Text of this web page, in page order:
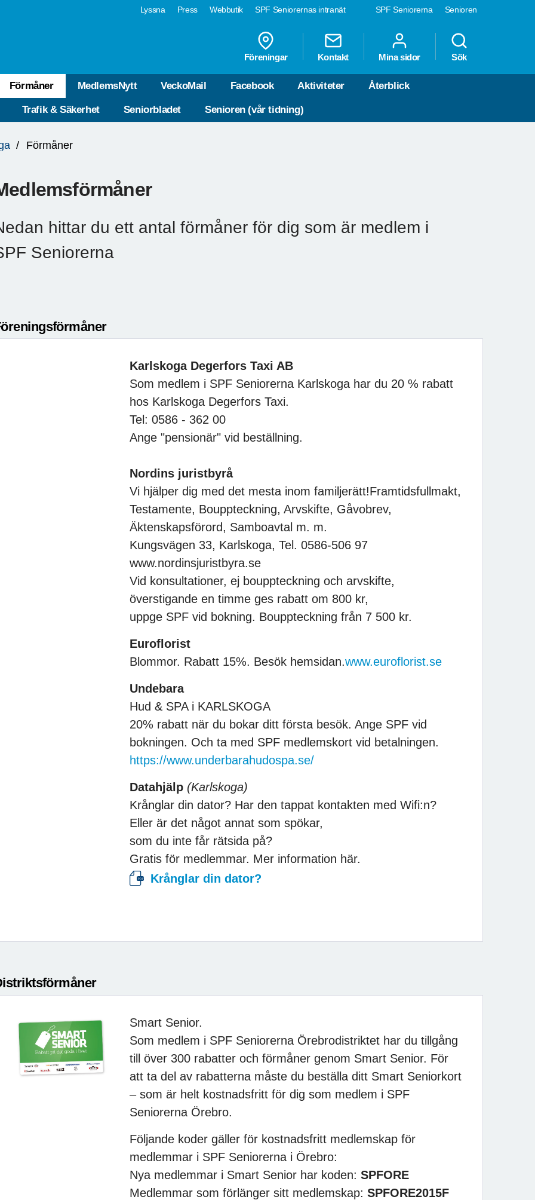
SPF Seniorerna Senioren
Lyssna Press Webbutik SPF Seniorernas intranät
Föreningar Kontakt Mina sidor Sök
Förmåner MedlemsNytt VeckoMail Facebook Aktiviteter Återblick
Trafik & Säkerhet Seniorbladet Senioren (vår tidning)
Förmåner
hittar du ett antal förmåner för dig som är medlem i
Seniorerna
Karlskoga Degerfors Taxi AB
Som medlem i SPF Seniorerna Karlskoga har du 20 % rabatt
hos Karlskoga Degerfors Taxi.
Tel: 0586 - 362 00
Ange "pensionär" vid beställning.
Nordins juristbyrå
Vi hjälper dig med det mesta inom familjerätt!Framtidsfullmakt,
Testamente, Bouppteckning, Arvskifte, Gåvobrev,
Äktenskapsförord, Samboavtal m. m.
Kungsvägen 33, Karlskoga, Tel. 0586-506 97
www.nordinsjuristbyra.se
Vid konsultationer, ej bouppteckning och arvskifte,
överstigande en timme ges rabatt om 800 kr,
uppge SPF vid bokning. Bouppteckning från 7 500 kr.
Euroflorist
Blommor. Rabatt 15%. Besök hemsidan.www.euroflorist.se
Undebara
Hud & SPA i KARLSKOGA
20% rabatt när du bokar ditt första besök. Ange SPF vid
bokningen. Och ta med SPF medlemskort vid betalningen.
https://www.underbarahudospa.se/
Datahjälp (Karlskoga)
Krånglar din dator? Har den tappat kontakten med Wifi:n?
Eller är det något annat som spökar,
som du inte får rätsida på?
Gratis för medlemmar. Mer information här.
Krånglar din dator?
Smart Senior.
Som medlem i SPF Seniorerna Örebrodistriktet har du tillgång
till över 300 rabatter och förmåner genom Smart Senior. För
att ta del av rabatterna måste du beställa ditt Smart Seniorkort
– som är helt kostnadsfritt för dig som medlem i SPF
Seniorerna Örebro.
Följande koder gäller för kostnadsfritt medlemskap för
medlemmar i SPF Seniorerna i Örebro:
Nya medlemmar i Smart Senior har koden: SPFORE
Medlemmar som förlänger sitt medlemskap: SPFORE2015F